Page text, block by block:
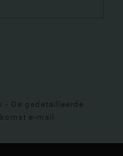
- De gedetailleerde
e-mail